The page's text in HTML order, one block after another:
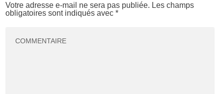
Votre adresse e-mail ne sera pas publiée. Les champs
obligatoires sont indiqués avec*